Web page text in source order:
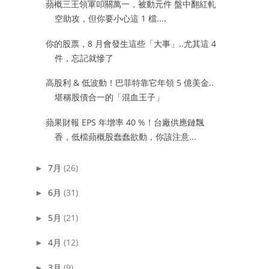
蘋概三王領軍叩關萬一，被動元件 盤中翻紅軋
空助攻，但你要小心這 1 檔....
你的股票，8 月會發生這些「大事」..尤其這 4
件，忘記就慘了
高股利 & 低波動！巴菲特靠它年領 5 億美金..
堪稱股債合一的「混血王子」
蘋果財報 EPS 年增率 40 %！台廠供應鏈飄
香，低檔蘋概股蠢蠢欲動，你該注意...
► 7月 (26)
► 6月 (31)
► 5月 (21)
► 4月 (12)